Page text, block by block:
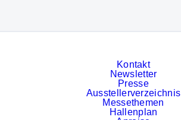
Kontakt
Newsletter
Presse
Ausstellerverzeichnis
Messethemen
Hallenplan